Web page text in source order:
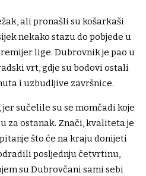
ali pronašli su košarkaši
nekako stazu do pobjede u
lige. Dubrovnik je pao u
vrt, gdje su bodovi ostali
i uzbudljive završnice.
sučelile su se momčadi koje
za ostanak. Znači, kvaliteta je
što će na kraju donijeti
posljednju četvrtinu,
su Dubrovčani sami sebi